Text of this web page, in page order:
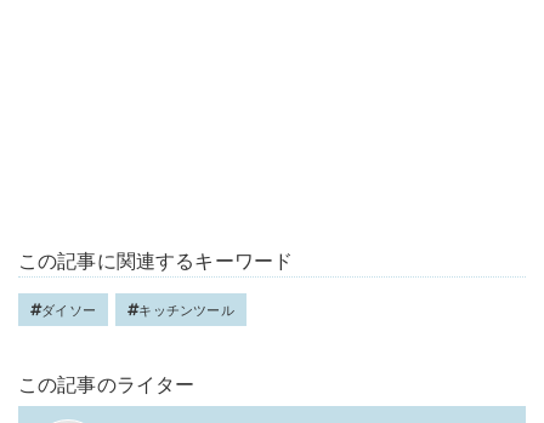
この記事に関連するキーワード
ダイソー キッチンツール
この記事のライター